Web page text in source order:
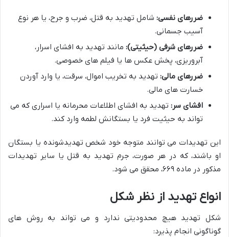
ضررهای نفسی: شامل تهدید به قتل، ضرب و جرح، یا هر نوع
آسیب جسمانی.
ضررهای شرفی (حیثیتی): مانند تهدید به افشای اسرار،
آبروریزی، پخش عکس ها یا فیلم های خصوصی.
ضررهای مالی: تهدید به تخریب اموال، سرقت، یا وارد آوردن
خسارت های مالی.
افشای سر: تهدید به افشای اطلاعات محرمانه یا اسراری که می
تواند به حیثیت فرد یا بستگانش لطمه وارد کند.
این تهدیدات می توانند متوجه خود شخص تهدیدشونده یا بستگان
او باشند، که در هر صورت، جرم تهدید به قتل یا سایر تهدیدات
مذکور در ماده ۶۶۹، محقق می شود.
انواع تهدید از نظر شکل
شکل تهدید هیچ محدودیتی ندارد و می تواند به روش های
گوناگونی انجام پذیرد: